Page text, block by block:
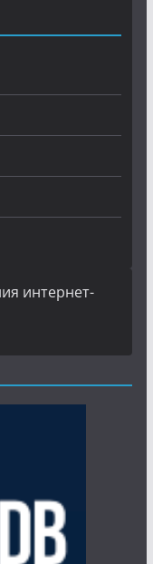
интернет-